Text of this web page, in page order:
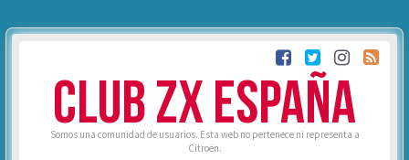
CLUB ZX ESPAÑA
Somos una comunidad de usuarios. Esta web no pertenece ni representa a
Citroën.